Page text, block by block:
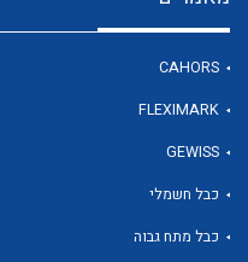
CAHORS
FLEXIMARK
GEWISS
כבל חשמלי
כבל מתח גבוה